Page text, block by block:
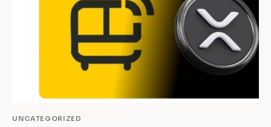
UNCATEGORIZED